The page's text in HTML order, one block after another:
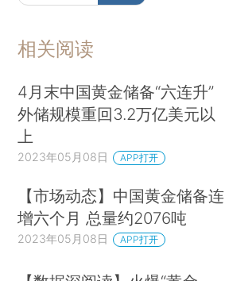
相关阅读
4月末中国黄金储备“六连升”
外储规模重回3.2万亿美元以
上
2023年05月08日 APP打开
【市场动态】中国黄金储备连
增六个月 总量约2076吨
2023年05月08日 APP打开